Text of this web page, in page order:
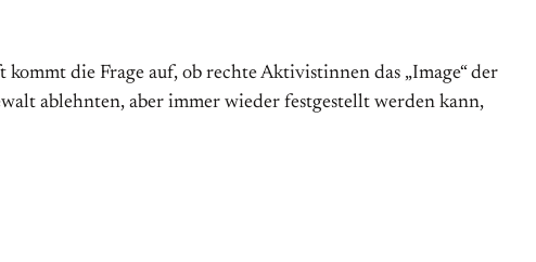
die Frage auf, ob rechte Aktivist­innen das „Image“ der
ablehnten, aber immer wieder fest­gestellt werden kann,